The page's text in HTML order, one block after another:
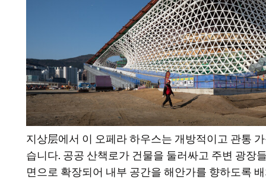
지상层에서 이 오페라 하우스는 개방적이고 관통
습니다. 공공 산책로가 건물을 둘러싸고 주변 광장
면으로 확장되어 내부 공간을 해안가를 향하도록